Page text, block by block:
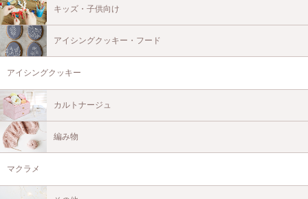
キッズ・子供向け
アイシングクッキー・フード
アイシングクッキー
カルトナージュ
編み物
マクラメ